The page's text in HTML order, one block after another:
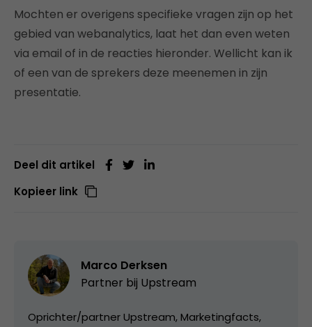
Mochten er overigens specifieke vragen zijn op het
gebied van webanalytics, laat het dan even weten
via email of in de reacties hieronder. Wellicht kan ik
of een van de sprekers deze meenemen in zijn
presentatie.
Deel dit artikel
Kopieer link
Marco Derksen
Partner bij Upstream
Oprichter/partner Upstream, Marketingfacts,